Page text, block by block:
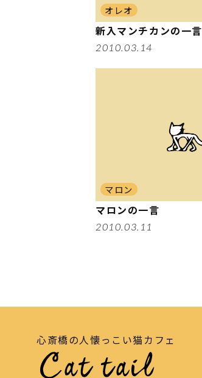
オレオ
新入マンチカンの一言
2010.03.14
マロン
マロンの一言
2010.03.11
心斎橋の人懐っこい猫カフェ